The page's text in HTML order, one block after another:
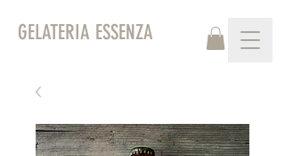
GELATERIA ESSENZA